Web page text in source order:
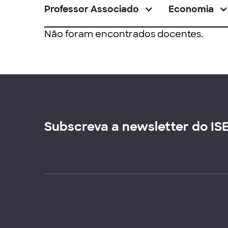
Professor Associado Economia
Não foram encontrados docentes.
Subscreva a newsletter do